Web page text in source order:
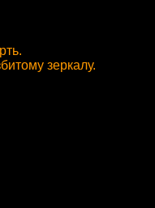
зеркалу.